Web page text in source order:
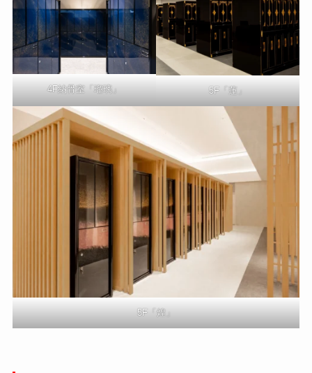
4F納骨室「瑠璃」 5F「蓮」
5F「煌」